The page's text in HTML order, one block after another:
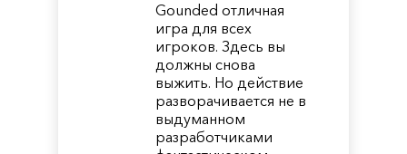
Gounded отличная
игра для всех
игроков. Здесь вы
должны снова
выжить. Но действие
разворачивается не в
выдуманном
разработчиками